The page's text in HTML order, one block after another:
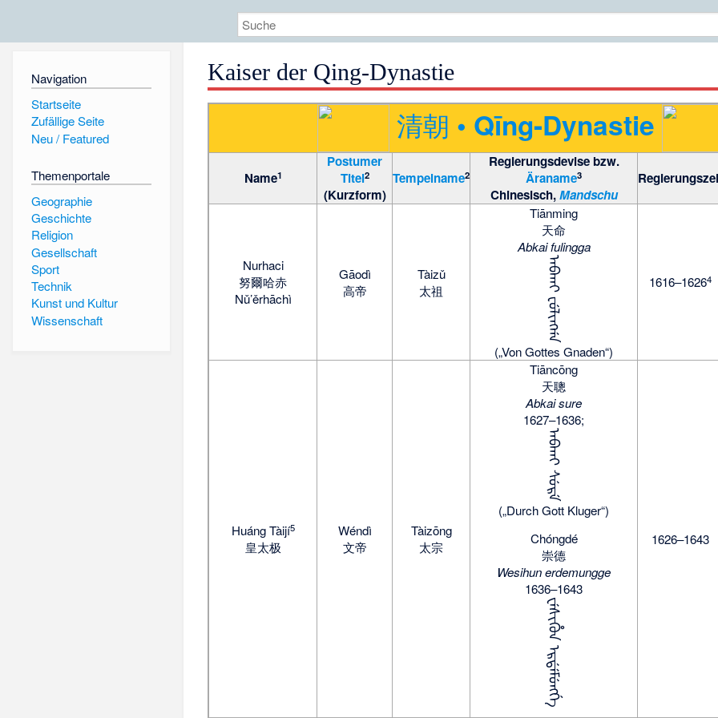
Navigation
Startseite
Zufällige Seite
Neu / Featured
Themenportale
Geographie
Geschichte
Religion
Gesellschaft
Sport
Technik
Kunst und Kultur
Wissenschaft
Kaiser der Qing-Dynastie
清朝 • Qīng-Dynastie
Name1
Postumer
Titel2
(Kurzform)
Tempelname2
Regierungsdevise bzw.
Äraname3
Chinesisch,Mandschu
Nurhaci
努爾哈赤
Nǔ’ěrhāchì
Gāodì
高帝
Tàizǔ
太祖
Tiānming
天命
Abkai fulingga
ᠠᠪᡴᠠᡳ ᡶᡠᠯᡳᠩᡤᠠ
(„Von Gottes Gnaden“)
1616–16264
Huáng Tàijí5
皇太极
Wéndì
文帝
Tàizōng
太宗
Tiāncōng
天聰
Abkai sure
1627–1636;
ᠠᠪᡴᠠᡳ ᠰᡠᡵᡝ
(„Durch Gott Kluger“)
Chóngdé
崇德
Wesihun erdemungge
1636–1643
ᠸᡝᠰᡳᡥᡠᠨ ᡝᡵᡩᡝᠮᡠᠩᡤᡝ
1626–1643